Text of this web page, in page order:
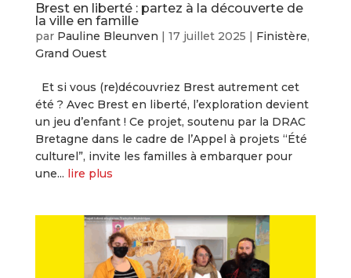
Brest en liberté : partez à la découverte de
la ville en famille
par Pauline Bleunven 17 juillet 2025 Finistère,
Grand Ouest
Et si vous (re)découvriez Brest autrement cet
été ? Avec Brest en liberté, l’exploration devient
un jeu d’enfant ! Ce projet, soutenu par la DRAC
Bretagne dans le cadre de l’Appel à projets “Été
culturel”, invite les familles à embarquer pour
une... lire plus